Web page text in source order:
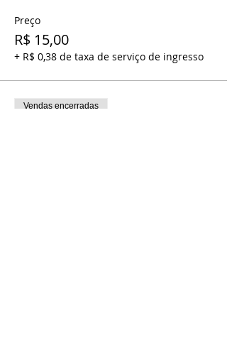
Preço
R$ 15,00
+ R$ 0,38 de taxa de serviço de ingresso
Vendas encerradas